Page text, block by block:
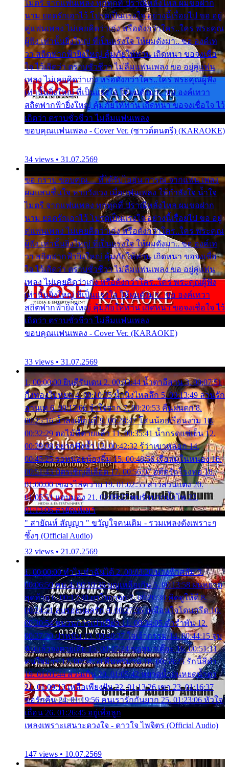
ไมตรี จากแฟนเพลง ทุกทุกที่ ปราณีหลั่งไหล ผมขอฝาก
นาม ยอดรักเอาไว้ โปรดเป็นแรงใจ อย่างนี้เรื่อยไป ขอ อยู่
คู่แฟนเพลง ไม่เคยคิดว่าเก่ง หรือดังกว่าใคร..ใคร พระคุณ
ผู้ฟัง เท่านั้นยิ่งใหญ่ ที่เป็นแรงใจ ให้ผมดังมา.. ขอ องค์เท
วา สถิตฟากฟ้ายิ่งใหญ่ คุ้มภัยให้ท่าน เถิดหนา ขอจงเชื่อ
ใจ ไว้เถิดว่า ตราบชั่วชีวา ไม่ลืมแฟนเพลง ขอ อยู่คู่แฟน
เพลง ไม่เคยคิดว่าเก่ง หรือดังกว่าใคร..ใคร พระคุณผู้ฟัง
เท่านั้นยิ่งใหญ่ ที่เป็นแรงใจ ให้ผมดังมา.. ขอ องค์เทวา
สถิตฟากฟ้ายิ่งใหญ่ คุ้มภัยให้ท่าน เถิดหนา ขอจงเชื่อใจ ไว้
เถิดว่า ตราบชั่วชีวา ไม่ลืมแฟนเพลง
ขอบคุณแฟนเพลง - Cover Ver. (ซาวด์ดนตรี) (KARAOKE)
34 views • 31.07.2569
ขอ กราบ ขอบคุณ.... ที่ได้รับไออุ่น การุณ จากแฟน เพลง
ผมแสนชื่นใจ หายวังเวง เมื่อแฟนเพลง ให้กำลังใจ น้ำใจ
ไมตรี จากแฟนเพลง ทุกทุกที่ ปราณีหลั่งไหล ผมขอฝาก
นาม ยอดรักเอาไว้ โปรดเป็นแรงใจ อย่างนี้เรื่อยไป ขอ อยู่
คู่แฟนเพลง ไม่เคยคิดว่าเก่ง หรือดังกว่าใคร..ใคร พระคุณ
ผู้ฟัง เท่านั้นยิ่งใหญ่ ที่เป็นแรงใจ ให้ผมดังมา.. ขอ องค์เท
วา สถิตฟากฟ้ายิ่งใหญ่ คุ้มภัยให้ท่าน เถิดหนา ขอจงเชื่อ
ใจ ไว้เถิดว่า ตราบชั่วชีวา ไม่ลืมแฟนเพลง ขอ อยู่คู่แฟน
เพลง ไม่เคยคิดว่าเก่ง หรือดังกว่าใคร..ใคร พระคุณผู้ฟัง
เท่านั้นยิ่งใหญ่ ที่เป็นแรงใจ ให้ผมดังมา.. ขอ องค์เทวา
สถิตฟากฟ้ายิ่งใหญ่ คุ้มภัยให้ท่าน เถิดหนา ขอจงเชื่อใจ ไว้
เถิดว่า ตราบชั่วชีวา ไม่ลืมแฟนเพลง
ขอบคุณแฟนเพลง - Cover Ver. (KARAOKE)
33 views • 31.07.2569
1. 00:00:00 ยินดีรับเดน 2. 00:03:44 น้ำตาอีสาน 3. 00:07:51
กิ่งทองใบหยก 4. 00:10:35 น้ำนิ่งไหลลึก 5. 00:13:49 ลานรัก
ลานเท 6. 00:17:06 จำใจจาก 7. 00:20:53 คืนฝนตก 8.
00:25:16 น้ำลงเดือนยี่ 9. 00:28:47 โสนน้อยเรือนงาม 10.
00:32:29 ตอไม้ที่ตายแล้ว 11. 00:35:41 น้ำกรดแช่เย็น 12.
00:39:08 อยากฟังซ้ำ 13. 00:42:32 รู้ว่าเขาหลอก 14.
00:45:25 รอหน่อยน้องติ๋ม 15. 00:48:56 เรือล่มในหนอง 16.
00:51:43 บัตรเชิญสีเลือด 17. 00:56:07 อดีตรักโรงทอ 18.
01:00:00 เขมรไล่ควาย 19. 01:02:55 สาวสวนแตง 20.
01:05:51 แอบมอง 21. 01:09:27 พบรักปากน้ำโพ 22.
01:13:06 สายัณห์เมา
" สายัณห์ สัญญา " ขวัญใจคนเดิม - รวมเพลงดังเพราะๆ
ซึ้งๆ (Official Audio)
32 views • 21.07.2569
1. 00:00:00 ทำไมทำฉันได้ 2. 00:03:20 นางฟ้าสลัม 3.
00:06:50 คน 4. 00:10:36 บุญเหลือเกิน 5. 00:13:58 ฝนหยาด
สุดท้าย 6. 00:17:30 ยาใจยาจก 7. 00:20:30 คิดดูให้ดี 8.
00:24:21 ลบรอยแผลรัก 9. 00:27:35 เหมือนใจโดนกรีด 10.
00:30:54 ขบวนการเปาเปียว 11. 00:34:05 คำรำพัน 12.
00:37:20 ปาหนัน 13. 00:40:37 ใจเจ้ากรรม 14. 00:44:15 จูบ
ฉันแล้วจงตายเสีย 15. 00:47:24 ขอสูมาเต๊อะ 16. 00:51:11
คนใจมาร 17. 00:54:50 คืนทรมาน 18. 00:58:25 รักนี้สีดำ
19. 01:01:44 ส่วนเกิน 20. 01:05:42 หยาดน้ำฝนหยดน้ำตา
21. 01:09:13 เหลือเพียงฝัน 22. 01:13:26 เขา 23. 01:16:37
ขอรักคืน 24. 01:19:56 คนเรารักกันยาก 25. 01:23:06 หัวใจ
เถื่อน 26. 01:26:45 อยู่เพื่อลูก
เพลงเพราะเสนาะดวงใจ - ดาวใจ ไพจิตร (Official Audio)
147 views • 10.07.2569